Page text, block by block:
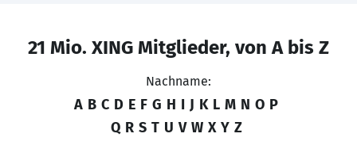
21 Mio. XING Mitglieder, von A bis Z
Nachname:
A B C D E F G H I J K L M N O P
Q R S T U V W X Y Z